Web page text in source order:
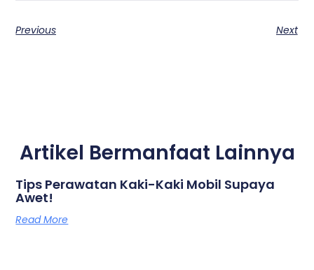
Previous Next
Artikel Bermanfaat Lainnya
Tips Perawatan Kaki-Kaki Mobil Supaya
Awet!
Read More